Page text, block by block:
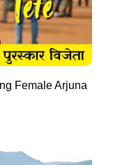
Female Arjuna